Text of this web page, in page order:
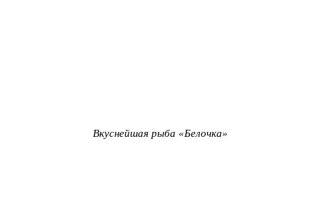
Вкуснейшая рыба «Белочка»